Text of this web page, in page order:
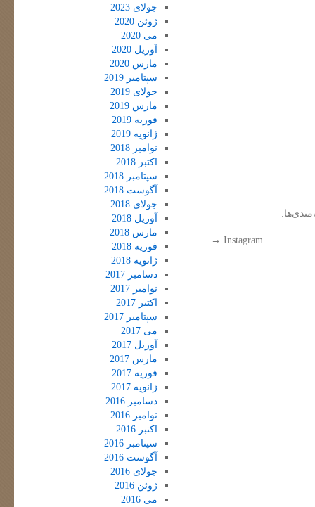
Instagram
→
جولای 2023
ژوئن 2020
می 2020
آوریل 2020
مارس 2020
سپتامبر 2019
جولای 2019
مارس 2019
فوریه 2019
ژانویه 2019
نوامبر 2018
اکتبر 2018
سپتامبر 2018
آگوست 2018
جولای 2018
آوریل 2018
مارس 2018
فوریه 2018
ژانویه 2018
دسامبر 2017
نوامبر 2017
اکتبر 2017
سپتامبر 2017
می 2017
آوریل 2017
مارس 2017
فوریه 2017
ژانویه 2017
دسامبر 2016
نوامبر 2016
اکتبر 2016
سپتامبر 2016
آگوست 2016
جولای 2016
ژوئن 2016
می 2016